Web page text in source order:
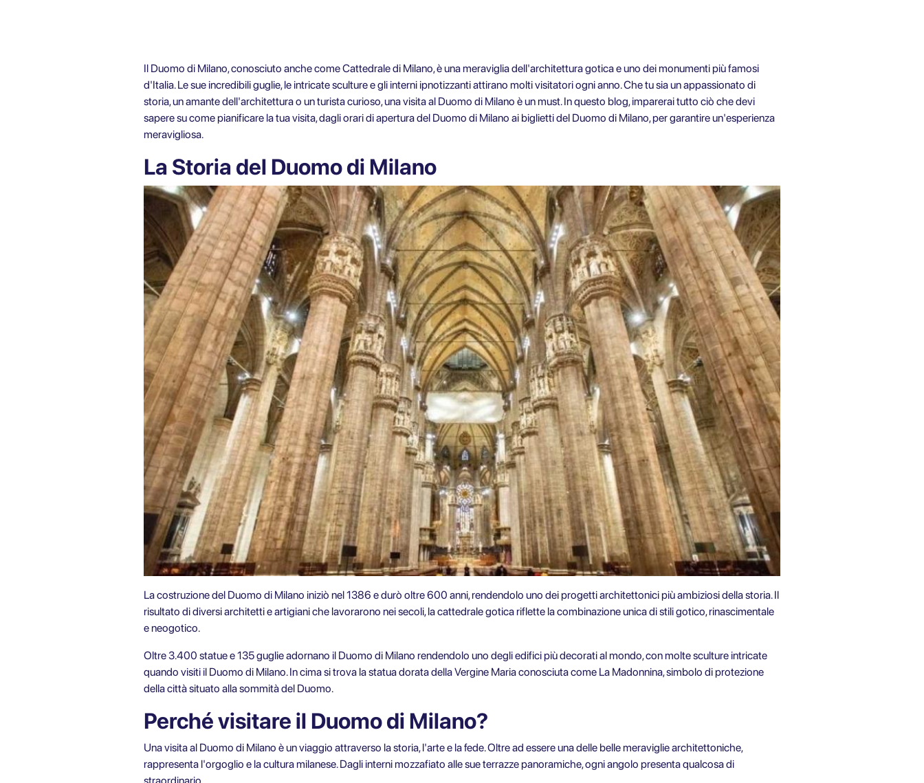
Il Duomo di Milano, conosciuto anche come Cattedrale di Milano, è una meraviglia dell'architettura gotica e uno dei monumenti più famosi
d'Italia. Le sue incredibili guglie, le intricate sculture e gli interni ipnotizzanti attirano molti visitatori ogni anno. Che tu sia un appassionato di
storia, un amante dell'architettura o un turista curioso, una visita al Duomo di Milano è un must. In questo blog, imparerai tutto ciò che devi
sapere su come pianificare la tua visita, dagli orari di apertura del Duomo di Milano ai biglietti del Duomo di Milano, per garantire un'esperienza
meravigliosa.
La Storia del Duomo di Milano
La costruzione del Duomo di Milano iniziò nel 1386 e durò oltre 600 anni, rendendolo uno dei progetti architettonici più ambiziosi della storia. Il
risultato di diversi architetti e artigiani che lavorarono nei secoli, la cattedrale gotica riflette la combinazione unica di stili gotico, rinascimentale
e neogotico.
Oltre 3.400 statue e 135 guglie adornano il Duomo di Milano rendendolo uno degli edifici più decorati al mondo, con molte sculture intricate
quando visiti il Duomo di Milano. In cima si trova la statua dorata della Vergine Maria conosciuta come La Madonnina, simbolo di protezione
della città situato alla sommità del Duomo.
Perché visitare il Duomo di Milano?
Una visita al Duomo di Milano è un viaggio attraverso la storia, l'arte e la fede. Oltre ad essere una delle belle meraviglie architettoniche,
rappresenta l'orgoglio e la cultura milanese. Dagli interni mozzafiato alle sue terrazze panoramiche, ogni angolo presenta qualcosa di